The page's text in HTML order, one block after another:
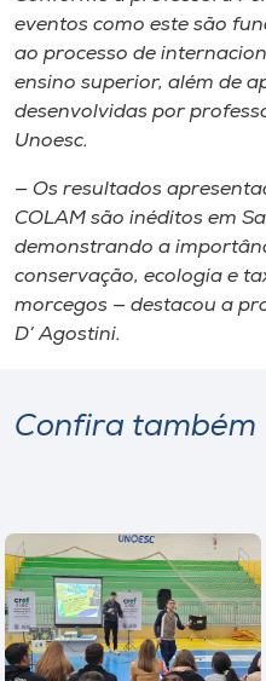
eventos como este são
ao processo de
ensino superior, além de
desenvolvidas por
Unoesc.
— Os resultados
COLAM são inéditos em
demonstrando a
conservação, ecologia e
morcegos — destacou a
D’ Agostini.
Confira também